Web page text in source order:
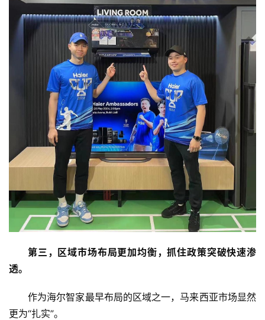
第三，区域市场布局更加均衡，抓住政策突破快速渗
透。
作为海尔智家最早布局的区域之一，马来西亚市场显然
更为“扎实”。